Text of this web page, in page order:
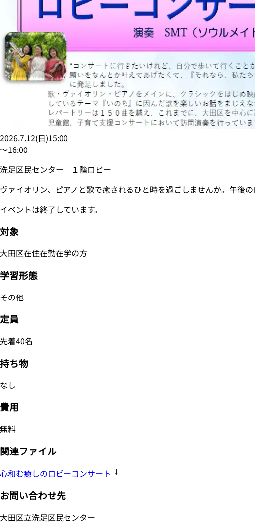
2026.7.12(日)15:00
〜16:00
洗足区民センター １階ロビー
ヴァイオリン、ピアノと歌で癒されるひと時を過ごしませんか。午後の
イベントは終了しています。
対象
大田区在住在勤在学の方
学習形態
その他
定員
先着40名
持ち物
なし
費用
無料
関連ファイル
心和む癒しのロビーコンサート
お問い合わせ先
大田区立洗足区民センター